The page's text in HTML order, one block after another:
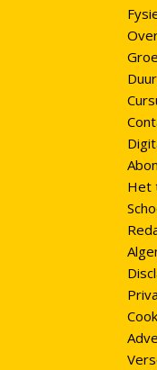
Het